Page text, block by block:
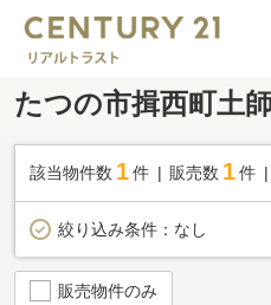
たつの市揖西町土
該当物件数 1件 販売数 1 件
絞り込み条件： なし
販売物件のみ